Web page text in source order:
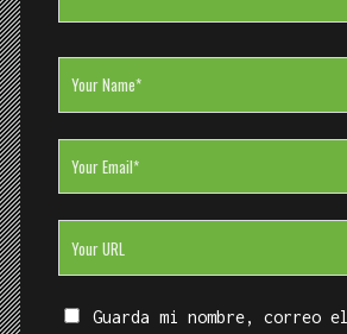
Website
Guarda mi nombre, correo